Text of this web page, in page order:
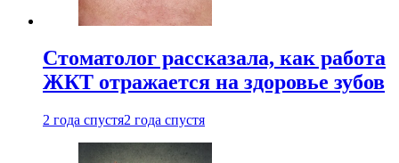
Стоматолог рассказала, как работа
ЖКТ отражается на здоровье зубов
2 года спустя2 года спустя